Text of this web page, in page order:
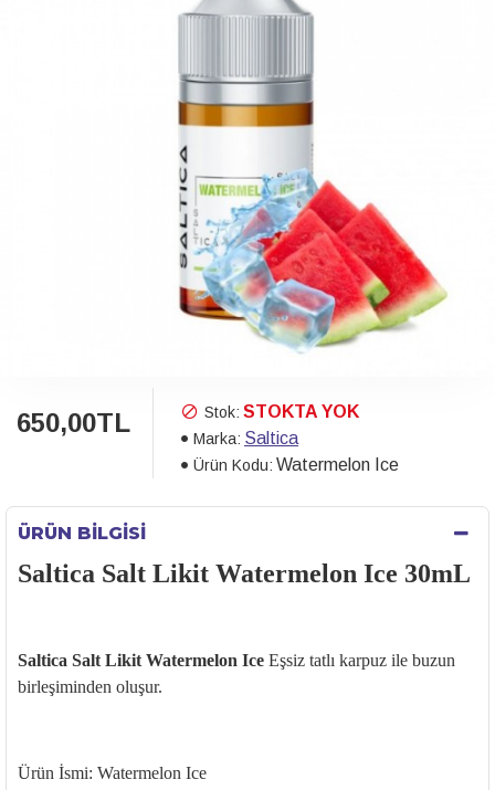
650,00TL Stok: STOKTA YOK
Marka: Saltica
Ürün Kodu: Watermelon Ice
ÜRÜN BILGISI
Saltica Salt Likit Watermelon Ice 30mL
Saltica Salt Likit Watermelon Ice Eşsiz tatlı karpuz ile buzun
birleşiminden oluşur.
Ürün İsmi: Watermelon Ice